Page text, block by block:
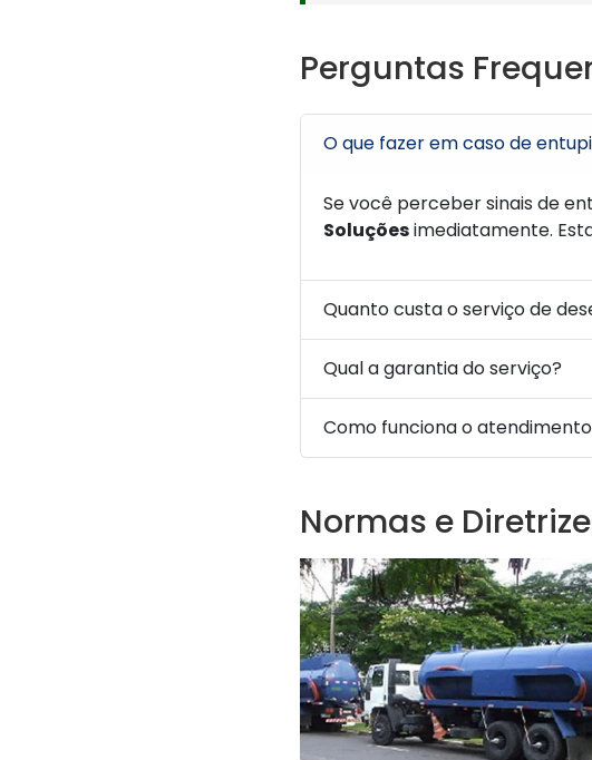
Perguntas
O que fazer em caso de
Se você perceber sinais de
Soluçõesimediatamente.
Quanto custa o serviço de
Qual a garantia do serviço?
Como funciona o
Normas e